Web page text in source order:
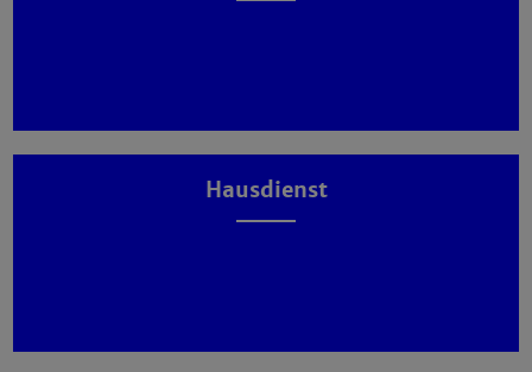
Hausdienst